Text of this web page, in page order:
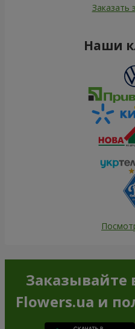
Заказать
Наши
Flowers.ua и